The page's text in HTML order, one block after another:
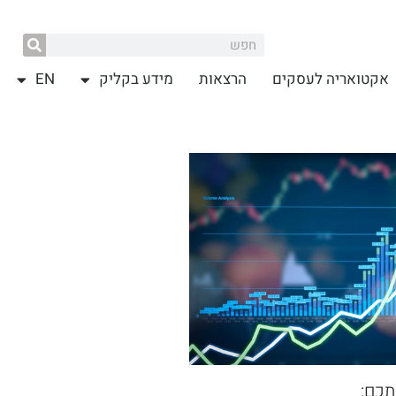
אקטואריה לעסקים הרצאות מידע בקליק EN